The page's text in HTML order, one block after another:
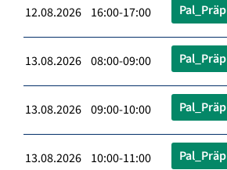
12.08.2026 16:00-17:00 Pal_Präp
13.08.2026 08:00-09:00 Pal_Präp
13.08.2026 09:00-10:00 Pal_Präp
13.08.2026 10:00-11:00 Pal_Präp